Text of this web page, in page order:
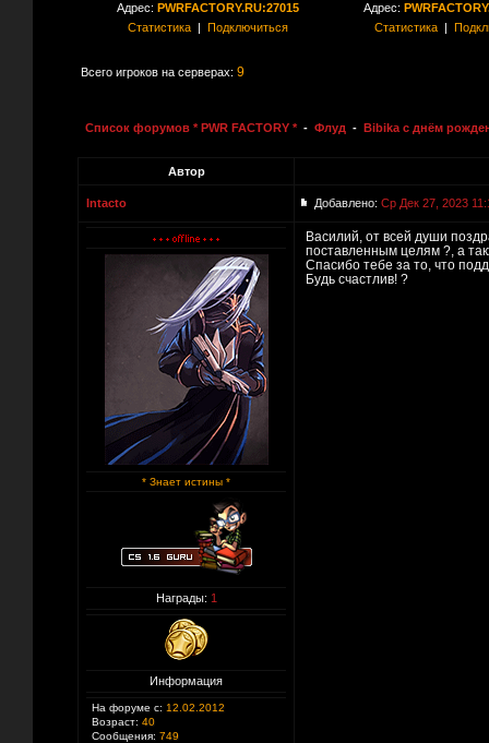
Адрес: PWRFACTORY.RU:27015
Статистика| Подключиться
Адрес:
Статистика|
Всего игроков на серверах: 9
Список форумов * PWR FACTORY * - Флуд - Bibika с днём
Автор
Intacto Добавлено: Ср Дек 27, 2023
* Знает истины *
Награды: 1
Информация
На форуме с: 12.02.2012
Возраст: 40
Сообщения: 749
Василий, от всей души
поставленным целям ?, а
Спасибо тебе за то, что
Будь счастлив! ?